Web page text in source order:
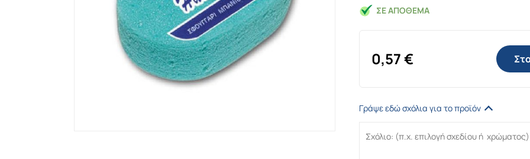
ΣΕ ΑΠΌΘΕΜΑ
0,57€
Γράψε εδώ σχόλια για το προϊόν